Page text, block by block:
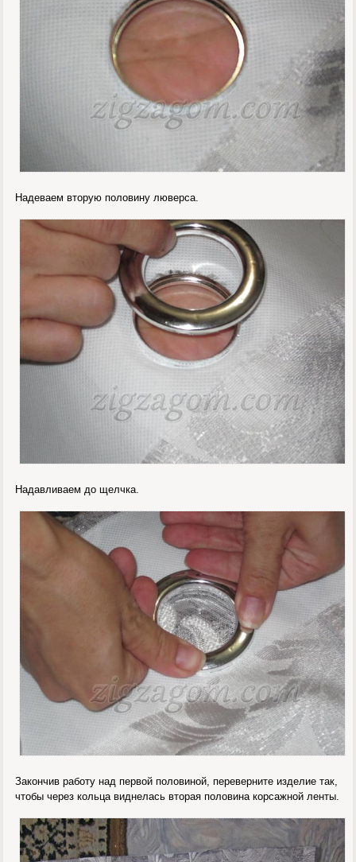
Надеваем вторую половину люверса.
Надавливаем до щелчка.
Закончив работу над первой половиной, переверните изделие так,
чтобы через кольца виднелась вторая половина корсажной ленты.